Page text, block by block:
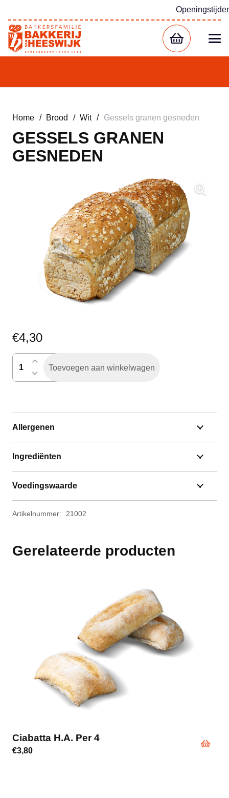
Home / Brood / Wit / Gessels granen gesneden
GESSELS GRANEN
GESNEDEN
€4,30
Gessels
granen
Toevoegen aan winkelwagen
Allergenen
Ingrediënten
Voedingswaarde
Artikelnummer: 21002
Gerelateerde producten
Ciabatta H.a. Per 4
€3,80